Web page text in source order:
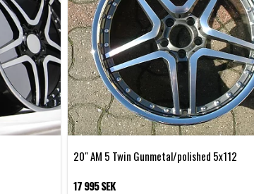
20" AM 5 Twin Gunmetal/polished 5x112
17 995 SEK